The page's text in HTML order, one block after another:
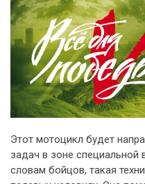
Этот мотоцикл будет
задач в зоне
словам бойцов, такая